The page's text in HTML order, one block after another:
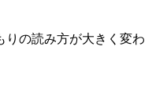
りの読み方が大きく変わ